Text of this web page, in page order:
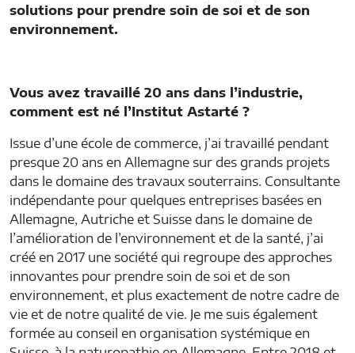
k
r
solutions pour prendre soin de soi et de son
environnement.
Vous avez travaillé 20 ans dans l’industrie,
comment est né l’Institut Astarté ?
Issue d’une école de commerce, j’ai travaillé pendant
presque 20 ans en Allemagne sur des grands projets
dans le domaine des travaux souterrains. Consultante
indépendante pour quelques entreprises basées en
Allemagne, Autriche et Suisse dans le domaine de
l’amélioration de l’environnement et de la santé, j’ai
créé en 2017 une société qui regroupe des approches
innovantes pour prendre soin de soi et de son
environnement, et plus exactement de notre cadre de
vie et de notre qualité de vie. Je me suis également
formée au conseil en organisation systémique en